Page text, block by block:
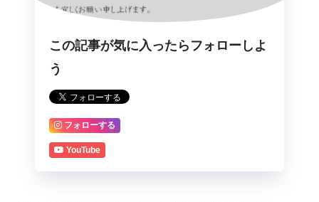
この記事が気に入ったらフォローしよ
う
フォローする
YouTube